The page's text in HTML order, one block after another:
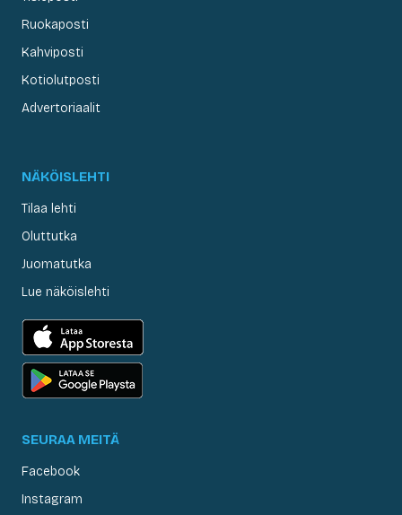
Ruokaposti
Kahviposti
Kotiolutposti
Advertoriaalit
NÄKÖISLEHTI
Tilaa lehti
Oluttutka
Juomatutka
Lue näköislehti
SEURAA MEITÄ
Facebook
Instagram